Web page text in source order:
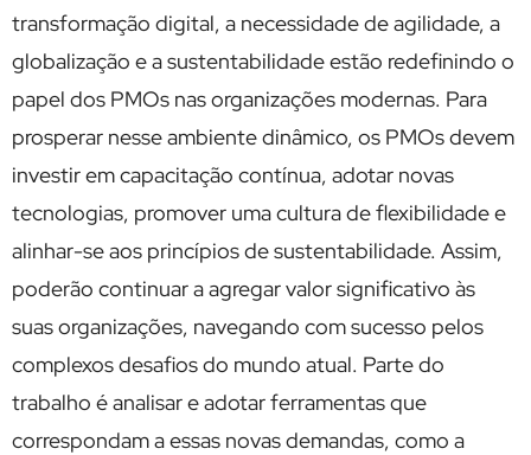
transformação digital, a necessidade de agilidade, a
globalização e a sustentabilidade estão redefinindo o
papel dos PMOs nas organizações modernas. Para
prosperar nesse ambiente dinâmico, os PMOs devem
investir em capacitação contínua, adotar novas
tecnologias, promover uma cultura de flexibilidade e
alinhar-se aos princípios de sustentabilidade. Assim,
poderão continuar a agregar valor significativo às
suas organizações, navegando com sucesso pelos
complexos desafios do mundo atual. Parte do
trabalho é analisar e adotar ferramentas que
correspondam a essas novas demandas, como a